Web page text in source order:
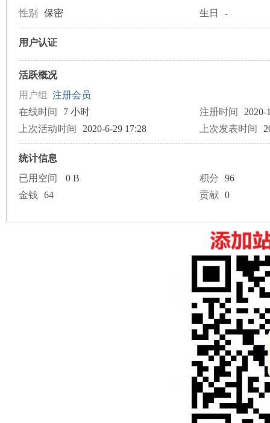
性别 保密 生日 -
用户认证
活跃概况
用户组 注册会员
在线时间
7 小时 注册时间
2020-
上次活动时间
2020-6-29 17:28 上次发表时间
统计信息
已用空间
0 B 积分
96
金钱
64 贡献 0